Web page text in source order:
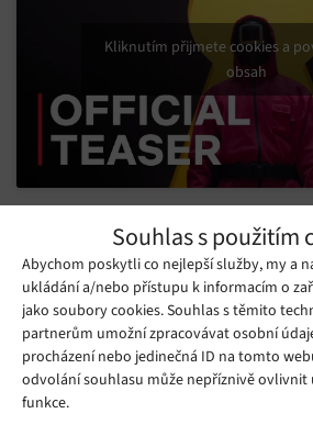
Souhlas s použitím
Abychom poskytli co nejlepší služby, my a
ukládání a/nebo přístupu k informacím o
jako soubory cookies. Souhlas s těmito
partnerům umožní zpracovávat osobní
procházení nebo jedinečná ID na tomto
odvolání souhlasu může nepříznivě ovlivnit
funkce.
Kliknutím přijmete cookies a
obsah
Mohlo by se vám